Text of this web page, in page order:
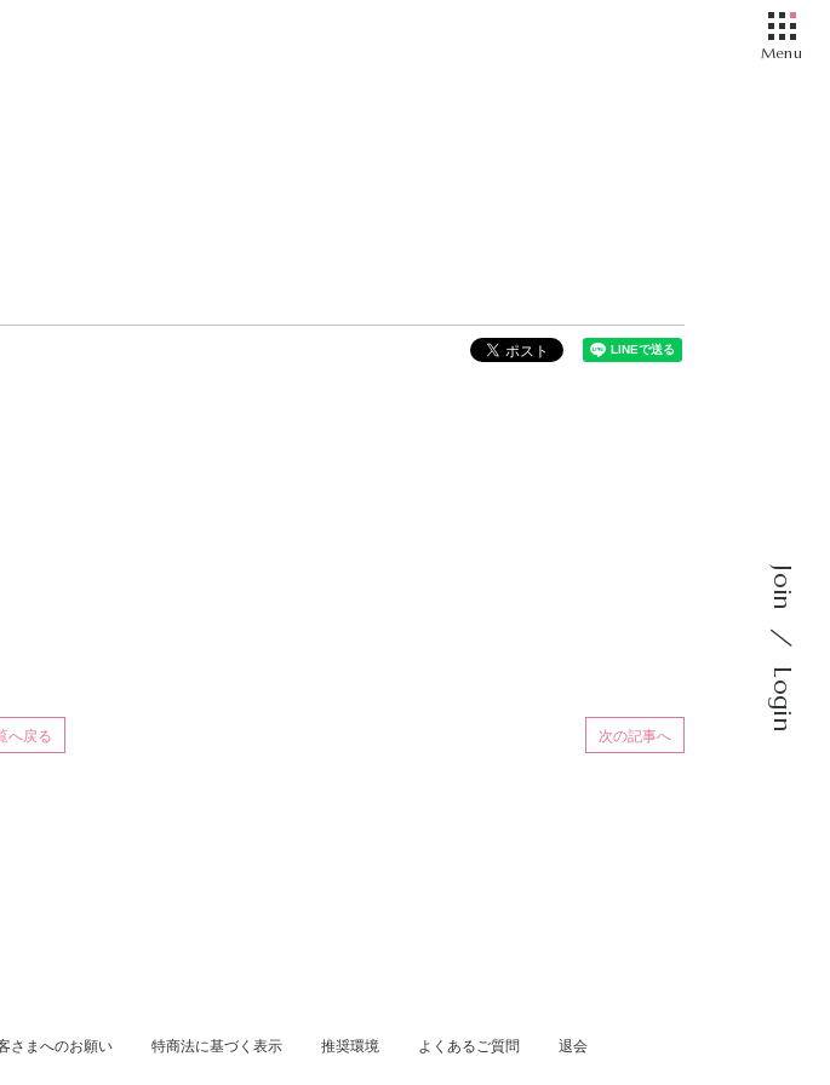
Join
Login
次の記事へ
へ戻る
さまへのお願い 特商法に基づく表示 推奨環境 よくあるご質問 退会